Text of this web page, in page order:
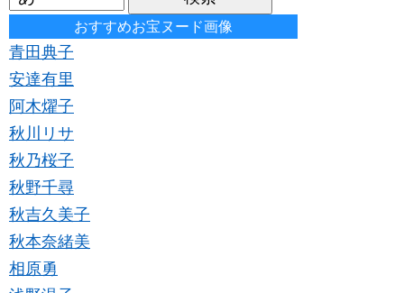
おすすめお宝ヌード画像
青田典子
安達有里
阿木燿子
秋川リサ
秋乃桜子
秋野千尋
秋吉久美子
秋本奈緒美
相原勇